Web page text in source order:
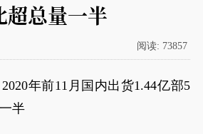
超总量一半
阅读: 73857
年前11月国内出货1.44亿部5
半